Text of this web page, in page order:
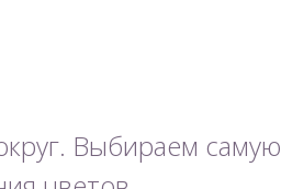
Выбираем самую